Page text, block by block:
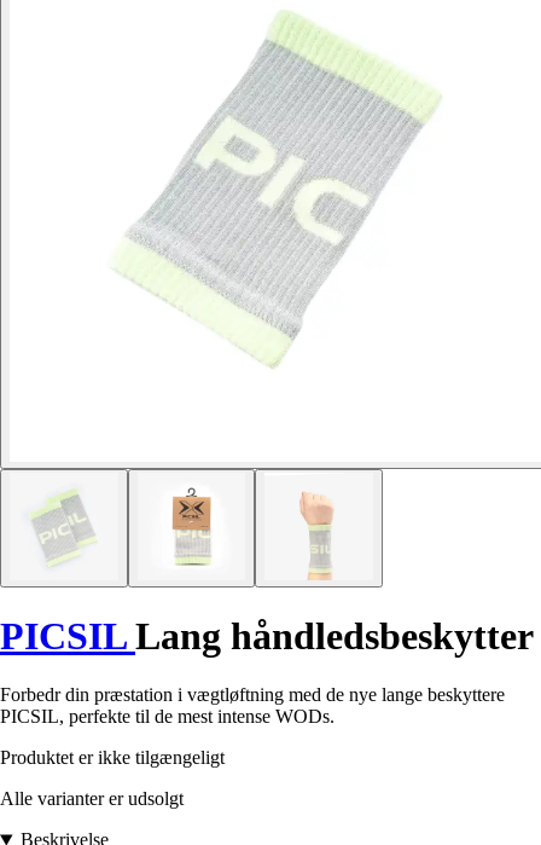
PICSILLang håndledsbeskytter
Forbedr din præstation i vægtløftning med de nye lange beskyttere
PICSIL, perfekte til de mest intense WODs.
Produktet er ikke tilgængeligt
Alle varianter er udsolgt
Beskrivelse